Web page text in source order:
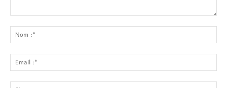
:
:*
:*